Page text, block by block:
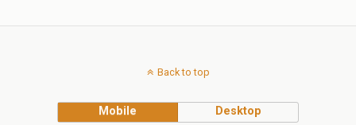
Back to top
Mobile Desktop